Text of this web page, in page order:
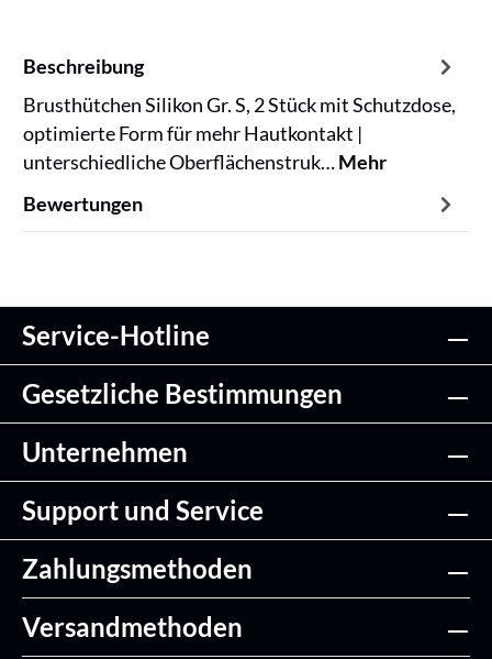
Beschreibung
Brusthütchen Silikon Gr. S, 2 Stück mit Schutzdose,
optimierte Form für mehr Hautkontakt |
unterschiedliche Oberflächenstruk…Mehr
Bewertungen
Service-Hotline
Gesetzliche Bestimmungen
Unternehmen
Support und Service
Zahlungsmethoden
Versandmethoden